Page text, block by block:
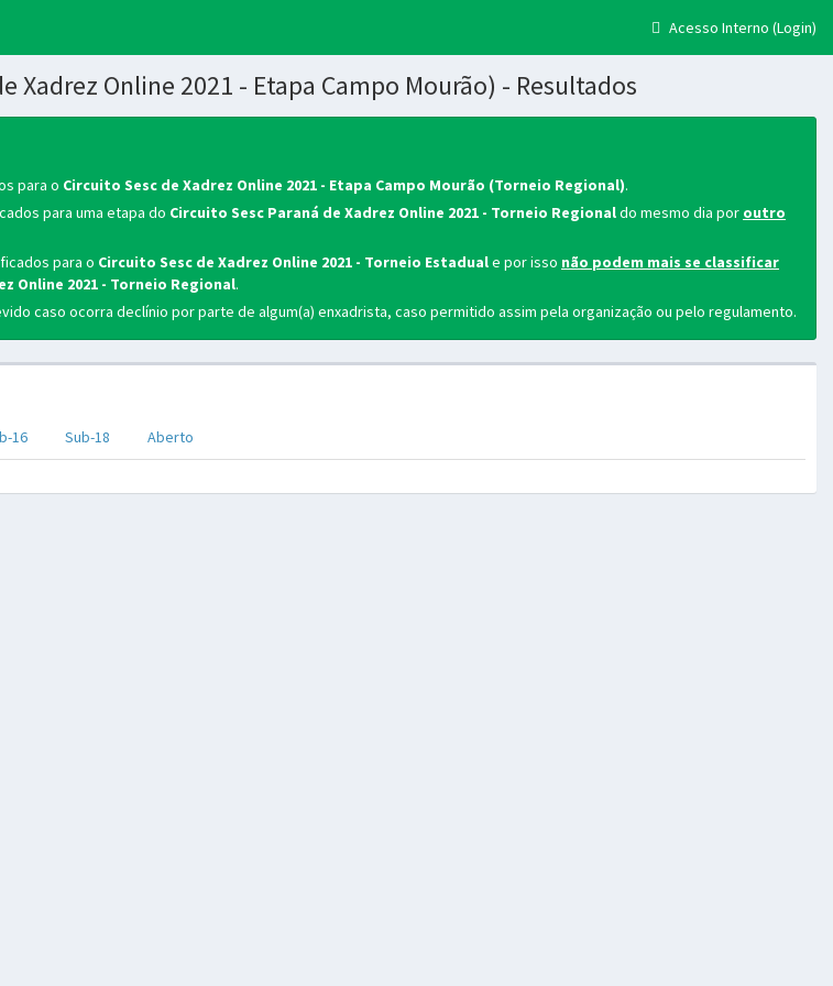
Acesso Interno (Login)
Xadrez Online 2021 - Etapa Campo Mourão) - Resultados
para o Circuito Sesc de Xadrez Online 2021 - Etapa Campo Mourão (Torneio Regional).
para uma etapa do Circuito Sesc Paraná de Xadrez Online 2021 - Torneio Regionaldo mesmo dia por outro
para o Circuito Sesc de Xadrez Online 2021 - Torneio Estaduale por isso não podem mais se classificar
Online 2021 - Torneio Regional.
caso ocorra declínio por parte de algum(a) enxadrista, caso permitido assim pela organização ou pelo regulamento.
16 Sub-18 Aberto